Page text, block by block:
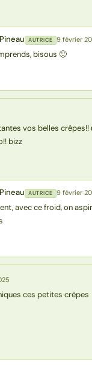
AUTRICE 9 février
bisous 🙂
vos belles crêpes!!
bizz
AUTRICE 9 février
avec ce froid, on
ces petites crêpes